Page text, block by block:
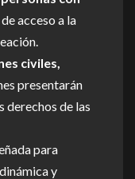
acceso a la
civiles,
presentarán
derechos de las
para
y